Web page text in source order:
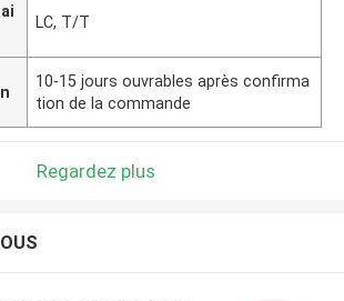
LC, T/T
10-15 jours ouvrables après confirma
tion de la commande
Regardez plus